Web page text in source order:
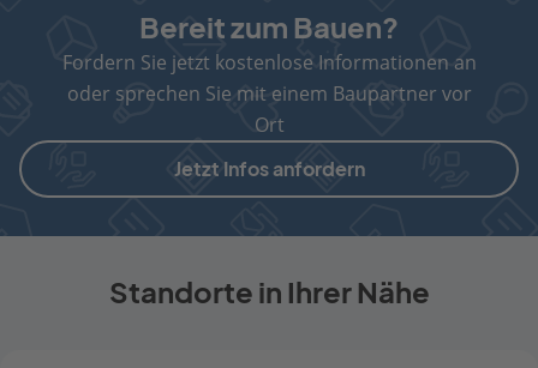
Bereit zum Bauen?
Fordern Sie jetzt kostenlose Informationen an
oder sprechen Sie mit einem Baupartner vor
Ort
Jetzt Infos anfordern
Standorte in Ihrer Nähe